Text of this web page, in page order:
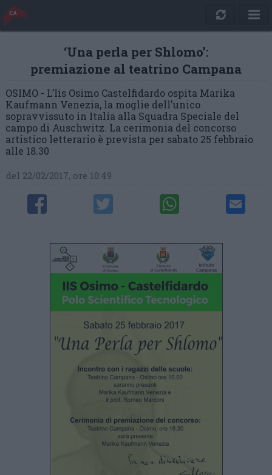
‘Una perla per Shlomo’:
premiazione al teatrino Campana
OSIMO - L’Iis Osimo Castelfidardo ospita Marika
Kaufmann Venezia, la moglie dell'unico
sopravvissuto in Italia alla Squadra Speciale del
campo di Auschwitz. La cerimonia del concorso
artistico letterario è prevista per sabato 25 febbraio
alle 18.30
del 22/02/2017, ore 10:49